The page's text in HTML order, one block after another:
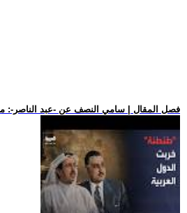
.. فصل المقال | سامي النصف عن -عبد الناصر-: